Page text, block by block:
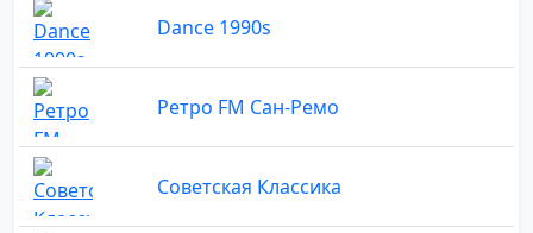
Dance 1990s
Ретро FM Сан-Ремо
Советская Классика